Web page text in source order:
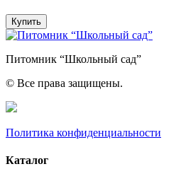
Купить
Питомник “Школьный сад”
© Все права защищены.
Политика конфиденциальности
Каталог